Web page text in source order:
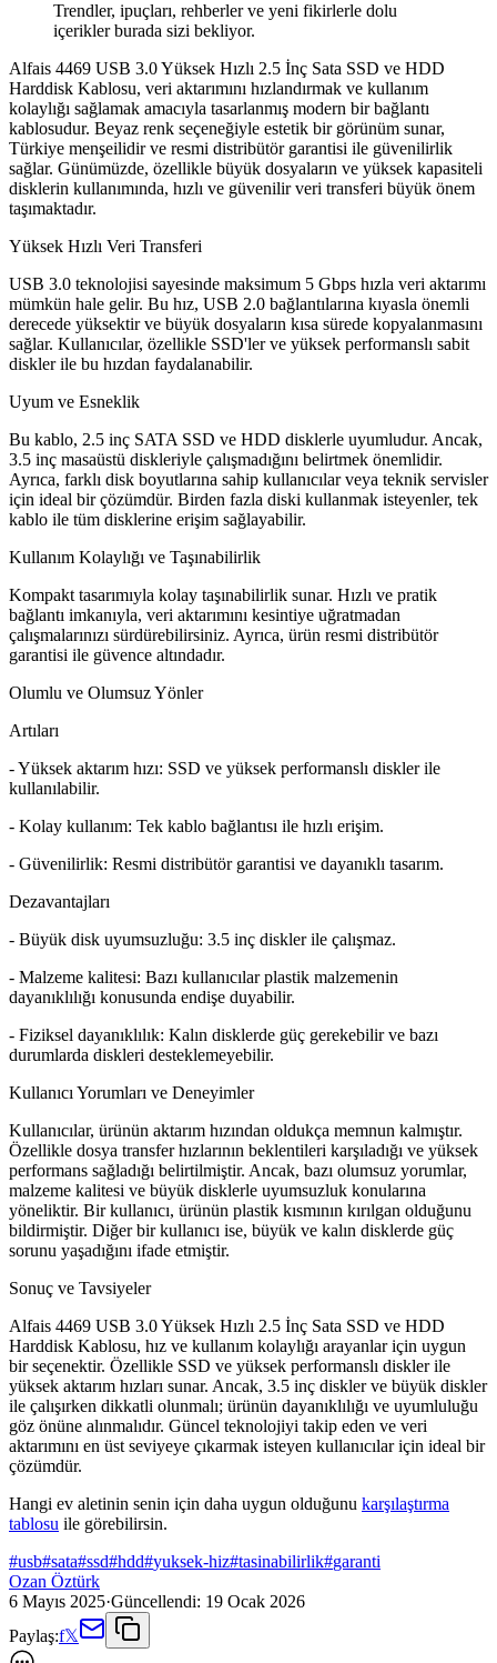
Trendler, ipuçları, rehberler ve yeni fikirlerle dolu
içerikler burada sizi bekliyor.
Alfais 4469 USB 3.0 Yüksek Hızlı 2.5 İnç Sata SSD ve HDD
Harddisk Kablosu, veri aktarımını hızlandırmak ve kullanım
kolaylığı sağlamak amacıyla tasarlanmış modern bir bağlantı
kablosudur. Beyaz renk seçeneğiyle estetik bir görünüm sunar,
Türkiye menşeilidir ve resmi distribütör garantisi ile güvenilirlik
sağlar. Günümüzde, özellikle büyük dosyaların ve yüksek kapasiteli
disklerin kullanımında, hızlı ve güvenilir veri transferi büyük önem
taşımaktadır.
Yüksek Hızlı Veri Transferi
USB 3.0 teknolojisi sayesinde maksimum 5 Gbps hızla veri aktarımı
mümkün hale gelir. Bu hız, USB 2.0 bağlantılarına kıyasla önemli
derecede yüksektir ve büyük dosyaların kısa sürede kopyalanmasını
sağlar. Kullanıcılar, özellikle SSD'ler ve yüksek performanslı sabit
diskler ile bu hızdan faydalanabilir.
Uyum ve Esneklik
Bu kablo, 2.5 inç SATA SSD ve HDD disklerle uyumludur. Ancak,
3.5 inç masaüstü diskleriyle çalışmadığını belirtmek önemlidir.
Ayrıca, farklı disk boyutlarına sahip kullanıcılar veya teknik servisler
için ideal bir çözümdür. Birden fazla diski kullanmak isteyenler, tek
kablo ile tüm disklerine erişim sağlayabilir.
Kullanım Kolaylığı ve Taşınabilirlik
Kompakt tasarımıyla kolay taşınabilirlik sunar. Hızlı ve pratik
bağlantı imkanıyla, veri aktarımını kesintiye uğratmadan
çalışmalarınızı sürdürebilirsiniz. Ayrıca, ürün resmi distribütör
garantisi ile güvence altındadır.
Olumlu ve Olumsuz Yönler
Artıları
- Yüksek aktarım hızı: SSD ve yüksek performanslı diskler ile
kullanılabilir.
- Kolay kullanım: Tek kablo bağlantısı ile hızlı erişim.
- Güvenilirlik: Resmi distribütör garantisi ve dayanıklı tasarım.
Dezavantajları
- Büyük disk uyumsuzluğu: 3.5 inç diskler ile çalışmaz.
- Malzeme kalitesi: Bazı kullanıcılar plastik malzemenin
dayanıklılığı konusunda endişe duyabilir.
- Fiziksel dayanıklılık: Kalın disklerde güç gerekebilir ve bazı
durumlarda diskleri desteklemeyebilir.
Kullanıcı Yorumları ve Deneyimler
Kullanıcılar, ürünün aktarım hızından oldukça memnun kalmıştır.
Özellikle dosya transfer hızlarının beklentileri karşıladığı ve yüksek
performans sağladığı belirtilmiştir. Ancak, bazı olumsuz yorumlar,
malzeme kalitesi ve büyük disklerle uyumsuzluk konularına
yöneliktir. Bir kullanıcı, ürünün plastik kısmının kırılgan olduğunu
bildirmiştir. Diğer bir kullanıcı ise, büyük ve kalın disklerde güç
sorunu yaşadığını ifade etmiştir.
Sonuç ve Tavsiyeler
Alfais 4469 USB 3.0 Yüksek Hızlı 2.5 İnç Sata SSD ve HDD
Harddisk Kablosu, hız ve kullanım kolaylığı arayanlar için uygun
bir seçenektir. Özellikle SSD ve yüksek performanslı diskler ile
yüksek aktarım hızları sunar. Ancak, 3.5 inç diskler ve büyük diskler
ile çalışırken dikkatli olunmalı; ürünün dayanıklılığı ve uyumluluğu
göz önüne alınmalıdır. Güncel teknolojiyi takip eden ve veri
aktarımını en üst seviyeye çıkarmak isteyen kullanıcılar için ideal bir
çözümdür.
Hangi ev aletinin senin için daha uygun olduğunu karşılaştırma
tablosu ile görebilirsin.
#usb#sata#ssd#hdd#yuksek-hiz#tasinabilirlik#garanti
Ozan Öztürk
6 Mayıs 2025·Güncellendi: 19 Ocak 2026
Paylaş:f𝕏